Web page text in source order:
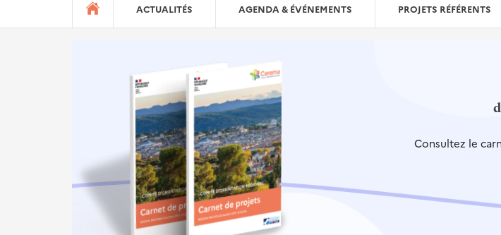
ACTUALITÉS AGENDA & ÉVÉNEMENTS PROJETS RÉFÉRENTS
d
Consultez le